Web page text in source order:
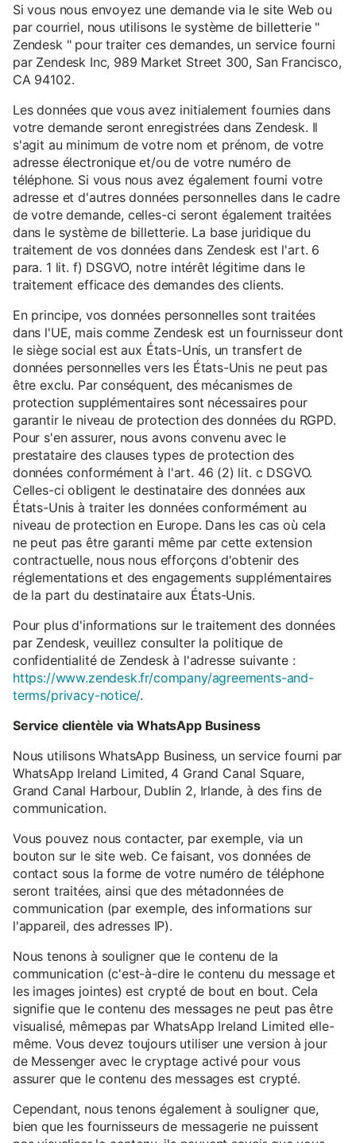
Si vous nous envoyez une demande via le site Web ou
par courriel, nous utilisons le système de billetterie "
Zendesk " pour traiter ces demandes, un service fourni
par Zendesk Inc, 989 Market Street 300, San Francisco,
CA 94102.
Les données que vous avez initialement fournies dans
votre demande seront enregistrées dans Zendesk. Il
s'agit au minimum de votre nom et prénom, de votre
adresse électronique et/ou de votre numéro de
téléphone. Si vous nous avez également fourni votre
adresse et d'autres données personnelles dans le cadre
de votre demande, celles-ci seront également traitées
dans le système de billetterie. La base juridique du
traitement de vos données dans Zendesk est l'art. 6
para. 1 lit. f) DSGVO, notre intérêt légitime dans le
traitement efficace des demandes des clients.
En principe, vos données personnelles sont traitées
dans l'UE, mais comme Zendesk est un fournisseur dont
le siège social est aux États-Unis, un transfert de
données personnelles vers les États-Unis ne peut pas
être exclu. Par conséquent, des mécanismes de
protection supplémentaires sont nécessaires pour
garantir le niveau de protection des données du RGPD.
Pour s'en assurer, nous avons convenu avec le
prestataire des clauses types de protection des
données conformément à l'art. 46 (2) lit. c DSGVO.
Celles-ci obligent le destinataire des données aux
États-Unis à traiter les données conformément au
niveau de protection en Europe. Dans les cas où cela
ne peut pas être garanti même par cette extension
contractuelle, nous nous efforçons d'obtenir des
réglementations et des engagements supplémentaires
de la part du destinataire aux États-Unis.
Pour plus d'informations sur le traitement des données
par Zendesk, veuillez consulter la politique de
confidentialité de Zendesk à l'adresse suivante :
https://www.zendesk.fr/company/agreements-and-
terms/privacy-notice/.
Service clientèle via WhatsApp Business
Nous utilisons WhatsApp Business, un service fourni par
WhatsApp Ireland Limited, 4 Grand Canal Square,
Grand Canal Harbour, Dublin 2, Irlande, à des fins de
communication.
Vous pouvez nous contacter, par exemple, via un
bouton sur le site web. Ce faisant, vos données de
contact sous la forme de votre numéro de téléphone
seront traitées, ainsi que des métadonnées de
communication (par exemple, des informations sur
l'appareil, des adresses IP).
Nous tenons à souligner que le contenu de la
communication (c'est-à-dire le contenu du message et
les images jointes) est crypté de bout en bout. Cela
signifie que le contenu des messages ne peut pas être
visualisé, mêmepas par WhatsApp Ireland Limited elle-
même. Vous devez toujours utiliser une version à jour
de Messenger avec le cryptage activé pour vous
assurer que le contenu des messages est crypté.
Cependant, nous tenons également à souligner que,
bien que les fournisseurs de messagerie ne puissent